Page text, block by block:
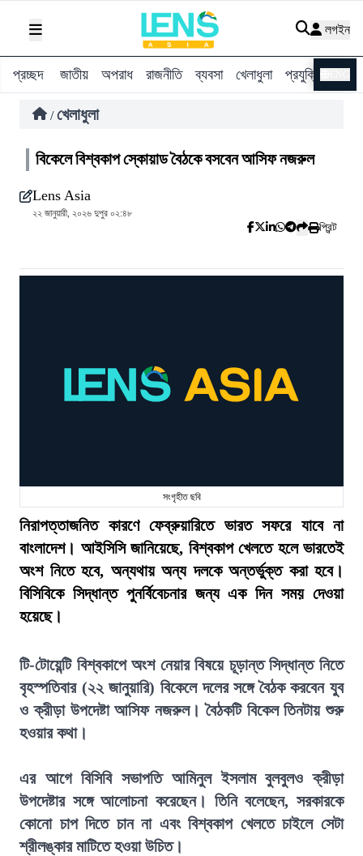
লগইন
প্রচ্ছদ জাতীয় অপরাধ রাজনীতি ব্যবসা খেলাধুলা প্রযুক্তি
/ খেলাধুলা
বিকেলে বিশ্বকাপ স্কোয়াড বৈঠকে বসবেন আসিফ নজরুল
Lens Asia
২২ জানুয়ারী, ২০২৬ দুপুর ০২:৪৮
প্রিন্ট
সংগৃহীত ছবি
নিরাপত্তাজনিত কারণে ফেব্রুয়ারিতে ভারত সফরে যাবে না
বাংলাদেশ। আইসিসি জানিয়েছে, বিশ্বকাপ খেলতে হলে ভারতেই
অংশ নিতে হবে, অন্যথায় অন্য দলকে অন্তর্ভুক্ত করা হবে।
বিসিবিকে সিদ্ধান্ত পুনর্বিবেচনার জন্য এক দিন সময় দেওয়া
হয়েছে।
টি-টোয়েন্টি বিশ্বকাপে অংশ নেয়ার বিষয়ে চূড়ান্ত সিদ্ধান্ত নিতে
বৃহস্পতিবার (২২ জানুয়ারি) বিকেলে দলের সঙ্গে বৈঠক করবেন যুব
ও ক্রীড়া উপদেষ্টা আসিফ নজরুল। বৈঠকটি বিকেল তিনটায় শুরু
হওয়ার কথা।
এর আগে বিসিবি সভাপতি আমিনুল ইসলাম বুলবুলও ক্রীড়া
উপদেষ্টার সঙ্গে আলোচনা করেছেন। তিনি বলেছেন, সরকারকে
কোনো চাপ দিতে চান না এবং বিশ্বকাপ খেলতে চাইলে সেটা
শ্রীলঙ্কার মাটিতে হওয়া উচিত।